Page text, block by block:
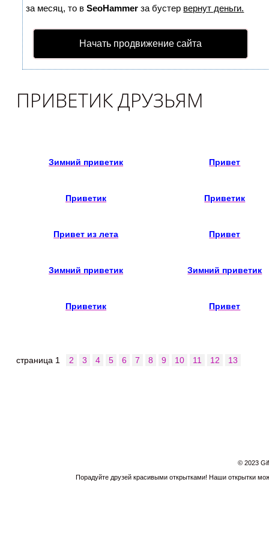
за месяц, то вSeoHammer за бустер вернут деньги.
Начать продвижение сайта
ПРИВЕТИК ДРУЗЬЯМ
Зимний приветик Привет
Приветик Приветик
Привет из лета Привет
Зимний приветик Зимний приветик
Приветик Привет
страница 1 2 3 4 5 6 7 8 9 10 11 12 13
© 2023
Порадуйте друзей красивыми открытками! Наши открытки